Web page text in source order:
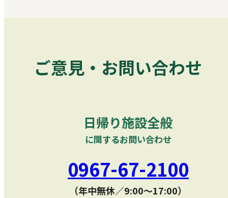
ご意見・お問い合わせ
日帰り施設全般
に関するお問い合わせ
0967-67-2100
（年中無休／9:00〜17:00）